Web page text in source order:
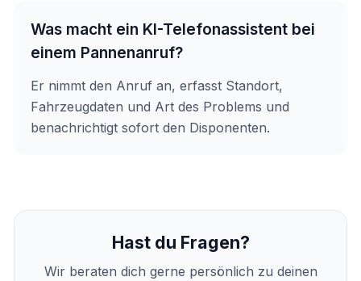
Was macht ein KI-Telefonassistent bei
einem Pannenanruf?
Er nimmt den Anruf an, erfasst Standort,
Fahrzeugdaten und Art des Problems und
benachrichtigt sofort den Disponenten.
Hast du Fragen?
Wir beraten dich gerne persönlich zu deinen